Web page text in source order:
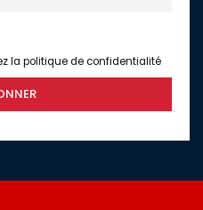
la politique de confidentialité